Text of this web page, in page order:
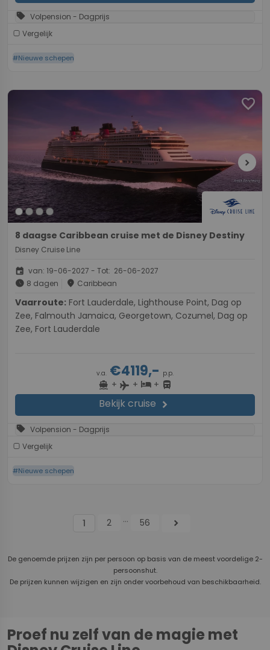
sell Volpension - Dagprijs
Vergelijk
#Nieuwe schepen
favorite
chevron_right
8 daagse Caribbean cruise met de Disney Destiny
Disney Cruise Line
event van: 19-06-2027 - Tot: 26-06-2027
schedule 8 dagen place Caribbean
Vaarroute:
Zee, Falmouth Jamaica, Georgetown, Cozumel, Dag op
Zee, Fort Lauderdale
v.a. €4119,- p.p.
directions_boat + flight + hotel+ directions_bus
Bekijk cruise chevron_right
sell Volpension - Dagprijs
Vergelijk
#Nieuwe schepen
1 2 ... 56 chevron_right
De genoemde prijzen zijn per persoon op basis van de meest voordelige 2-
persoonshut.
De prijzen kunnen wijzigen en zijn onder voorbehoud van beschikbaarheid.
Proef nu zelf van de magie met